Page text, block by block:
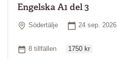
Engelska A1 del 3
Plats
Södertälje Startdatum
24 sep. 2026
Antal tillfällen
8 tillfällen 1750 kr